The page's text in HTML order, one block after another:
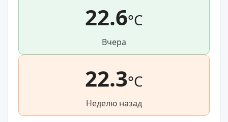
22.6°C
Вчера
22.3°C
Неделю назад